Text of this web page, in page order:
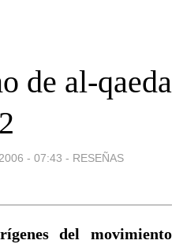
de al-qaeda
2
- 07:43 - RESEÑAS
del movimiento